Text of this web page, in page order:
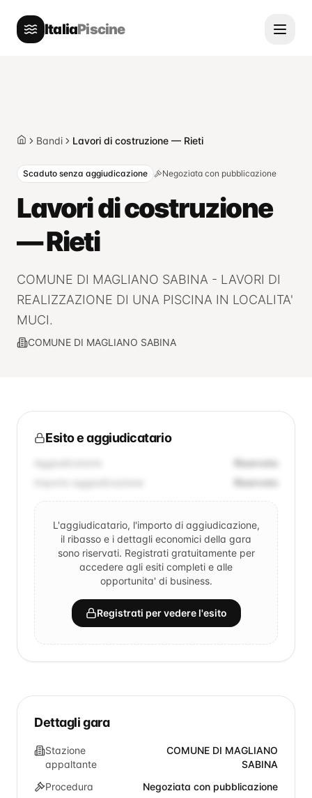
ItaliaPiscine
HomeBandi Lavori di costruzione — Rieti
Scaduto senza aggiudicazione Negoziata con pubblicazione
Lavori di costruzione
— Rieti
COMUNE DI MAGLIANO SABINA - LAVORI DI
REALIZZAZIONE DI UNA PISCINA IN LOCALITA'
MUCI.
COMUNE DI MAGLIANO SABINA
Esito e aggiudicatario
Riservato
Riservato
L'aggiudicatario, l'importo di aggiudicazione,
il ribasso e i dettagli economici della gara
sono riservati. Registrati gratuitamente per
accedere agli esiti completi e alle
opportunita' di business.
Registrati per vedere l'esito
Dettagli gara
Stazione
appaltante
COMUNE DI MAGLIANO
SABINA
Procedura
Negoziata con pubblicazione